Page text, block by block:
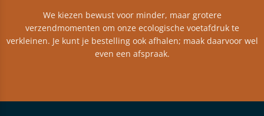
We kiezen bewust voor minder, maar grotere
verzendmomenten om onze ecologische voetafdruk te
verkleinen. Je kunt je bestelling ook afhalen; maak daarvoor wel
even een afspraak.